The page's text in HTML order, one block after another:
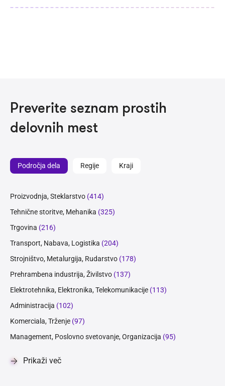
Preverite seznam prostih
delovnih mest
Področja dela Regije Kraji
Proizvodnja, Steklarstvo (414)
Tehnične storitve, Mehanika (325)
Trgovina (216)
Transport, Nabava, Logistika (204)
Strojništvo, Metalurgija, Rudarstvo (178)
Prehrambena industrija, Živilstvo (137)
Elektrotehnika, Elektronika, Telekomunikacije (113)
Administracija (102)
Komerciala, Trženje (97)
Management, Poslovno svetovanje, Organizacija (95)
Prikaži več